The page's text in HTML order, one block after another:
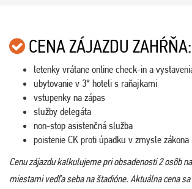
CENA ZÁJAZDU ZAHŔŇA:
letenky vrátane online check-in a
ubytovanie v 3* hoteli s raňajkami
vstupenky na zápas
služby delegáta
non-stop asistenčná služba
poistenie CK proti úpadku v zmysle zákona
Cenu zájazdu kalkulujeme pri obsadenosti 2 osôb
miestami vedľa seba na štadióne. Aktuálna cena